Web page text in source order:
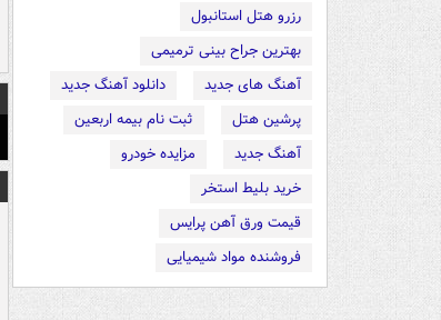
رزرو هتل استانبول
بهترین جراح بینی ترمیمی
آهنگ های جدید
دانلود آهنگ جدید
پرشین هتل
ثبت نام بیمه اربعین
آهنگ جدید
مزایده خودرو
خرید بلیط استخر
قیمت ورق آهن پرایس
فروشنده مواد شیمیایی